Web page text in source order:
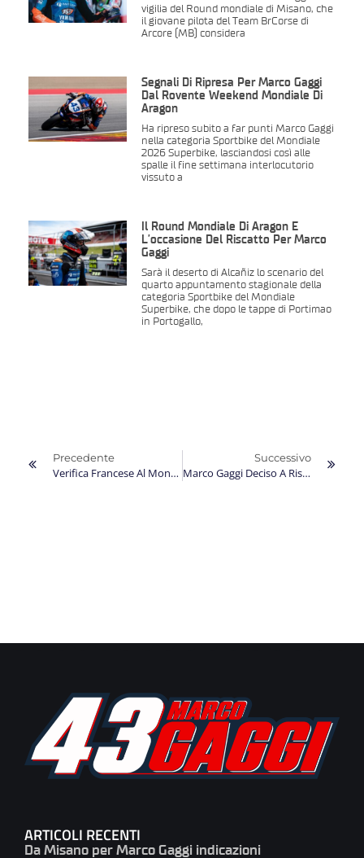
vigilia del Round mondiale di Misano, che
il giovane pilota del Team BrCorse di
Arcore (MB) considera
Segnali Di Ripresa Per Marco Gaggi
Dal Rovente Weekend Mondiale Di
Aragon
Ha ripreso subito a far punti Marco Gaggi
nella categoria Sportbike del Mondiale
2026 Superbike, lasciandosi così alle
spalle il fine settimana interlocutorio
vissuto a
Il Round Mondiale Di Aragon È
L’occasione Del Riscatto Per Marco
Gaggi
Sarà il deserto di Alcañiz lo scenario del
quarto appuntamento stagionale della
categoria Sportbike del Mondiale
Superbike, che dopo le tappe di Portimao
in Portogallo,
Precedente
Verifica Francese Al Mondiale Per Un Ricaricato Marco Gaggi
Successivo
Marco Gaggi Deciso A Riscattarsi Ad Aragon Nel Penultimo Round Del Mondiale
ARTICOLI RECENTI
Da Misano per Marco Gaggi indicazioni